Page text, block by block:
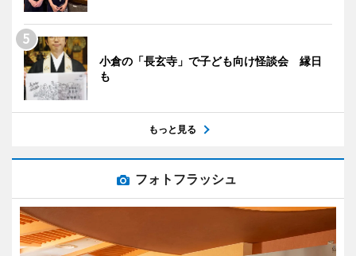
小倉の「長玄寺」で子ども向け怪談会 縁日
も
もっと見る
フォトフラッシュ